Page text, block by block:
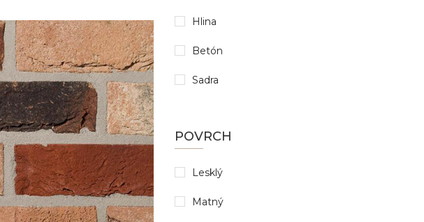
Hlina
Betón
Sadra
POVRCH
Lesklý
Matný